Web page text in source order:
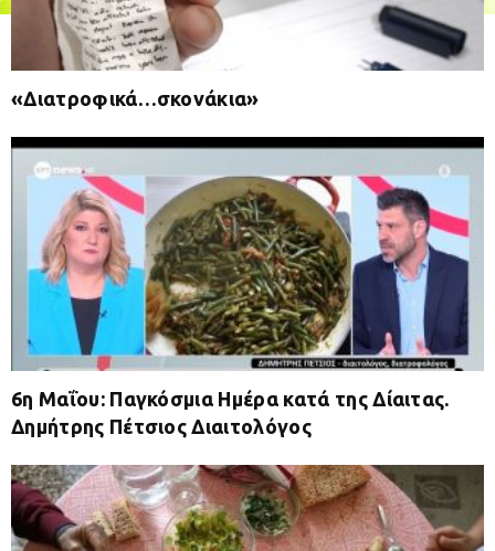
«Διατροφικά…σκονάκια»
6η Μαΐου: Παγκόσμια Ημέρα κατά της Δίαιτας.
Δημήτρης Πέτσιος Διαιτολόγος